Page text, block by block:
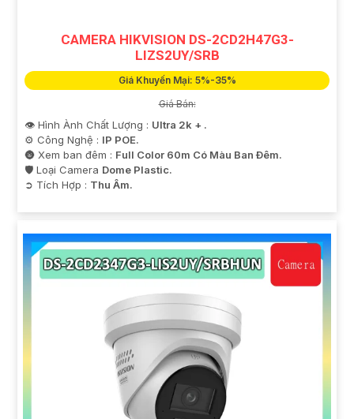
CAMERA HIKVISION DS-2CD2H47G3-
LIZS2UY/SRB
Giá Khuyến Mại: 5%-35%
Giá Bán:
👁 Hình Ành Chất Lượng : Ultra 2k + .
⚙ Công Nghệ : IP POE.
🌚 Xem ban đêm : Full Color 60m Có Màu Ban Ðêm.
🛡 Loại Camera Dome Plastic.
️➲ Tích Hợp : Thu Âm.